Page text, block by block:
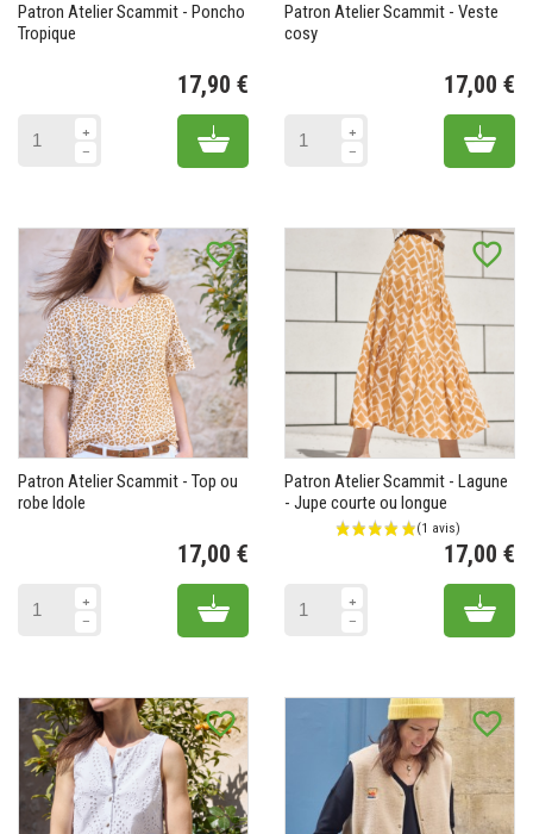
Patron Atelier Scammit - Poncho
Tropique
17,90 €
Add to cart
Patron Atelier Scammit - Veste
cosy
17,00 €
Add
favorite_border
Patron Atelier Scammit - Top ou
robe Idole
17,00 €
Add to cart
favorite_border
Patron Atelier Scammit - Lagune
- Jupe courte ou longue
17,00 €
Add
favorite_border favorite_border